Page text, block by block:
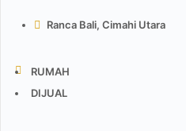
Ranca Bali, Cimahi Utara
RUMAH
DIJUAL